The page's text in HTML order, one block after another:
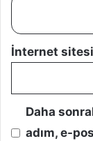
İnternet sitesi
Daha
adım, e-